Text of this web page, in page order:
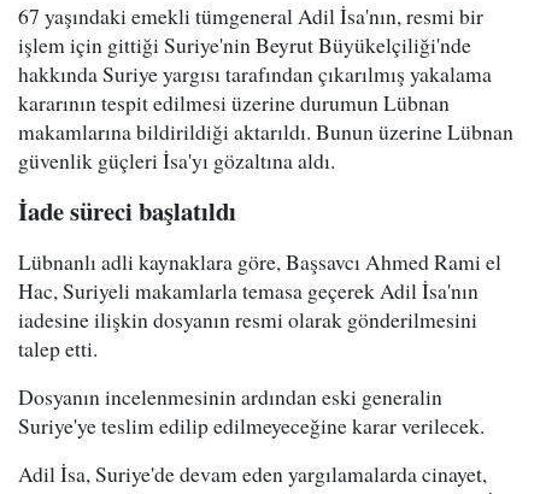
67 yaşındaki emekli tümgeneral Adil İsa'nın, resmi bir
işlem için gittiği Suriye'nin Beyrut Büyükelçiliği'nde
hakkında Suriye yargısı tarafından çıkarılmış yakalama
kararının tespit edilmesi üzerine durumun Lübnan
makamlarına bildirildiği aktarıldı. Bunun üzerine Lübnan
güvenlik güçleri İsa'yı gözaltına aldı.
İade süreci başlatıldı
Lübnanlı adli kaynaklara göre, Başsavcı Ahmed Rami el
Hac, Suriyeli makamlarla temasa geçerek Adil İsa'nın
iadesine ilişkin dosyanın resmi olarak gönderilmesini
talep etti.
Dosyanın incelenmesinin ardından eski generalin
Suriye'ye teslim edilip edilmeyeceğine karar verilecek.
Adil İsa, Suriye'de devam eden yargılamalarda cinayet,